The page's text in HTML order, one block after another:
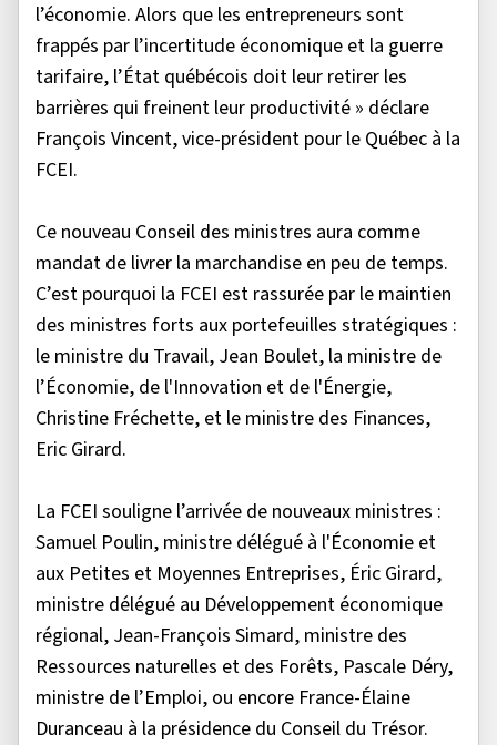
l’économie. Alors que les entrepreneurs sont
frappés par l’incertitude économique et la guerre
tarifaire, l’État québécois doit leur retirer les
barrières qui freinent leur productivité » déclare
François Vincent, vice-président pour le Québec à la
FCEI.
Ce nouveau Conseil des ministres aura comme
mandat de livrer la marchandise en peu de temps.
C’est pourquoi la FCEI est rassurée par le maintien
des ministres forts aux portefeuilles stratégiques :
le ministre du Travail, Jean Boulet, la ministre de
l’Économie, de l'Innovation et de l'Énergie,
Christine Fréchette, et le ministre des Finances,
Eric Girard.
La FCEI souligne l’arrivée de nouveaux ministres :
Samuel Poulin, ministre délégué à l'Économie et
aux Petites et Moyennes Entreprises, Éric Girard,
ministre délégué au Développement économique
régional, Jean-François Simard, ministre des
Ressources naturelles et des Forêts, Pascale Déry,
ministre de l’Emploi, ou encore France-Élaine
Duranceau à la présidence du Conseil du Trésor.